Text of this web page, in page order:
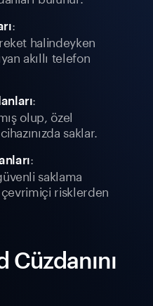
:
halindeyken
akıllı telefon
:
olup, özel
saklar.
:
saklama
risklerden
Cüzdanını